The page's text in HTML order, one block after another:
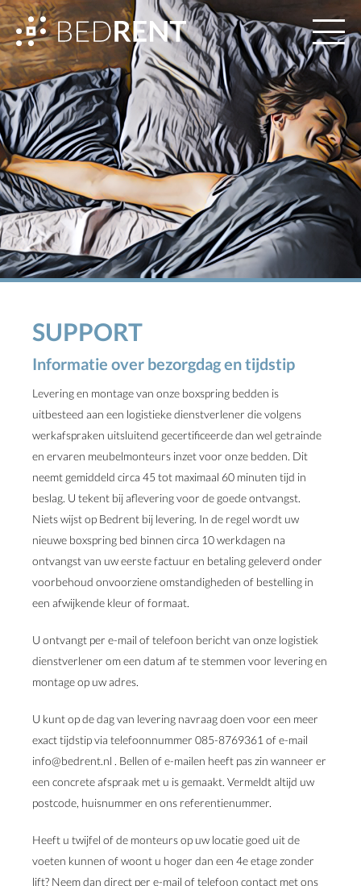
SUPPORT
Informatie over bezorgdag en tijdstip
Levering en montage van onze boxspring bedden is
uitbesteed aan een logistieke dienstverlener die volgens
werkafspraken uitsluitend gecertificeerde dan wel getrainde
en ervaren meubelmonteurs inzet voor onze bedden. Dit
neemt gemiddeld circa 45 tot maximaal 60 minuten tijd in
beslag. U tekent bij aflevering voor de goede ontvangst.
Niets wijst op Bedrent bij levering. In de regel wordt uw
nieuwe boxspring bed binnen circa 10 werkdagen na
ontvangst van uw eerste factuur en betaling geleverd onder
voorbehoud onvoorziene omstandigheden of bestelling in
een afwijkende kleur of formaat.
U ontvangt per e-mail of telefoon bericht van onze logistiek
dienstverlener om een datum af te stemmen voor levering en
montage op uw adres.
U kunt op de dag van levering navraag doen voor een meer
exact tijdstip via telefoonnummer 085-8769361 of e-mail
info@bedrent.nl . Bellen of e-mailen heeft pas zin wanneer er
een concrete afspraak met u is gemaakt. Vermeldt altijd uw
postcode, huisnummer en ons referentienummer.
Heeft u twijfel of de monteurs op uw locatie goed uit de
voeten kunnen of woont u hoger dan een 4e etage zonder
lift? Neem dan direct per e-mail of telefoon contact met ons